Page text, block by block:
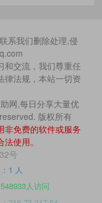
系我们删除处理,侵
和交流，我们尊重任
律法规，本站一切资
网,每日分享大量优
版权所有
非免费的软件或服务
使用。
号
1 人
人访问